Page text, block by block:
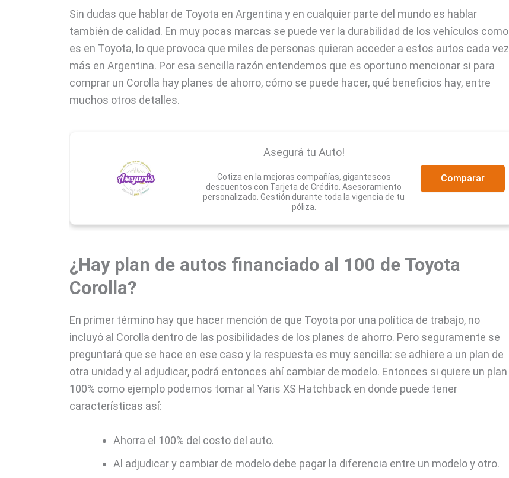
Sin dudas que hablar de Toyota en Argentina y en cualquier parte del mundo es hablar
también de calidad. En muy pocas marcas se puede ver la durabilidad de los vehículos como
es en Toyota, lo que provoca que miles de personas quieran acceder a estos autos cada vez
más en Argentina. Por esa sencilla razón entendemos que es oportuno mencionar si para
comprar un Corolla hay planes de ahorro, cómo se puede hacer, qué beneficios hay, entre
muchos otros detalles.
Asegurá tu Auto!
Cotiza en la mejoras compañías, gigantescos
descuentos con Tarjeta de Crédito. Asesoramiento
personalizado. Gestión durante toda la vigencia de tu
póliza.
Comparar
¿Hay plan de autos financiado al 100 de Toyota
Corolla?
En primer término hay que hacer mención de que Toyota por una política de trabajo, no
incluyó al Corolla dentro de las posibilidades de los planes de ahorro. Pero seguramente se
preguntará que se hace en ese caso y la respuesta es muy sencilla: se adhiere a un plan de
otra unidad y al adjudicar, podrá entonces ahí cambiar de modelo. Entonces si quiere un plan
100% como ejemplo podemos tomar al Yaris XS Hatchback en donde puede tener
características así:
Ahorra el 100% del costo del auto.
Al adjudicar y cambiar de modelo debe pagar la diferencia entre un modelo y otro.